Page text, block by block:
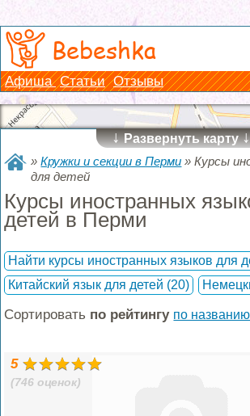
Bebeshka
Афиша Статьи Отзывы
↓Развернуть карту↓
»Кружки и секции в Перми »Курсы
для детей
Курсы иностранных
детей в Перми
Найти курсы иностранных языков для
Китайский язык для детей (20)
Сортировать по рейтингу по названию
5
(746 оценок)